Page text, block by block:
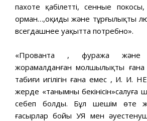
пахоте қабілетті, сенные
орман…,оқиды және тұрғылықты
всегдашнее уақытта потребно».
«Прованта , фуража және
жорамалданған молшылықты ғана
табиғи игілігін ғана емес , И.
жерде «танымның бекінісін»салуға
себеп болды. Бұл шешім өте
ғасырлар бойы УЯ мен